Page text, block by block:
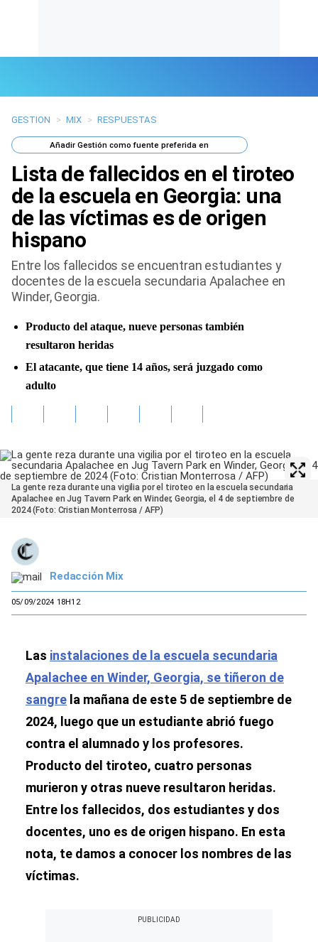
Últimas Noticias
Mi Bolsillo
Respuestas
Gente
Vida Laboral
Tendencias Mix
GESTION > MIX > RESPUESTAS
AñadirGestión como fuente preferida en
Lista de fallecidos en el tiroteo
de la escuela en Georgia: una
de las víctimas es de origen
hispano
Entre los fallecidos se encuentran estudiantes y
docentes de la escuela secundaria Apalachee en
Winder, Georgia.
Producto del ataque, nueve personas también
resultaron heridas
El atacante, que tiene 14 años, será juzgado como
adulto
La gente reza durante una vigilia por el tiroteo en la escuela secundaria
Apalachee en Jug Tavern Park en Winder, Georgia, el 4 de septiembre de
2024 (Foto: Cristian Monterrosa / AFP)
Redacción Mix
05/09/2024 18H12
Las instalaciones de la escuela secundaria
Apalachee en Winder, Georgia, se tiñeron de
sangre la mañana de este 5 de septiembre de
2024, luego que un estudiante abrió fuego
contra el alumnado y los profesores.
Producto del tiroteo, cuatro personas
murieron y otras nueve resultaron heridas.
Entre los fallecidos, dos estudiantes y dos
docentes, uno es de origen hispano. En esta
nota, te damos a conocer los nombres de las
víctimas.